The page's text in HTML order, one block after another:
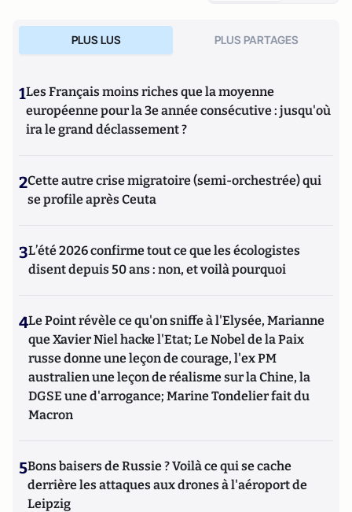
PLUS LUS PLUS PARTAGES
1Les Français moins riches que la moyenne
européenne pour la 3e année consécutive : jusqu'où
ira le grand déclassement ?
2Cette autre crise migratoire (semi-orchestrée) qui
se profile après Ceuta
3L’été 2026 confirme tout ce que les écologistes
disent depuis 50 ans : non, et voilà pourquoi
4Le Point révèle ce qu'on sniffe à l'Elysée, Marianne
que Xavier Niel hacke l'Etat; Le Nobel de la Paix
russe donne une leçon de courage, l'ex PM
australien une leçon de réalisme sur la Chine, la
DGSE une d'arrogance; Marine Tondelier fait du
Macron
5Bons baisers de Russie ? Voilà ce qui se cache
derrière les attaques aux drones à l'aéroport de
Leipzig